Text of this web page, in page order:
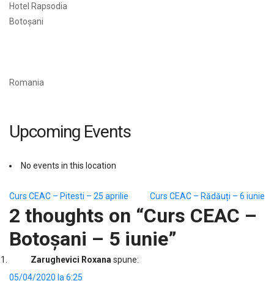
Hotel Rapsodia
Botoșani
Romania
Upcoming Events
No events in this location
Navigare
în
articole
Curs CEAC – Pitesti – 25 aprilie Curs CEAC – Rădăuți – 6 iunie
2 thoughts on “Curs CEAC –
Botoșani – 5 iunie”
Zarughevici Roxana spune:
05/04/2020 la 6:25